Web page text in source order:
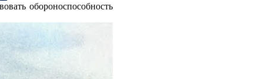
обороноспособность